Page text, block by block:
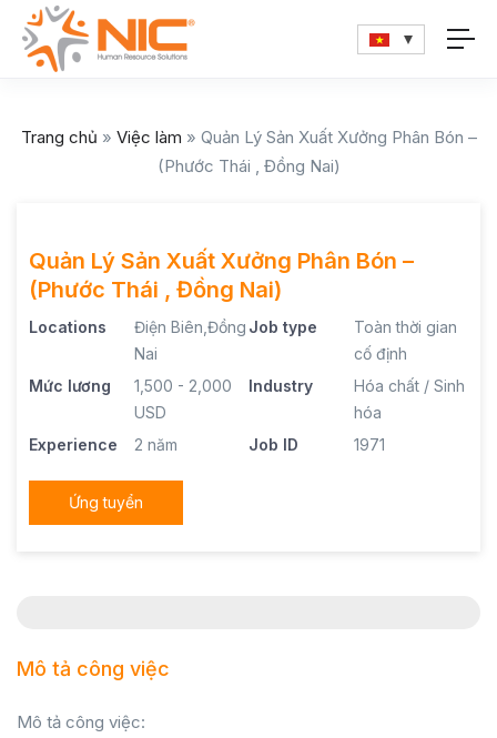
Trang chủ » Việc làm » Quản Lý Sản Xuất Xưởng Phân Bón –
(Phước Thái , Đồng Nai)
Quản Lý Sản Xuất Xưởng Phân Bón –
(Phước Thái , Đồng Nai)
Locations
Điện Biên,Đồng
Nai
Mức lương
1,500 - 2,000
USD
Experience
2 năm
Job type
Toàn thời gian
cố định
Industry
Hóa chất / Sinh
hóa
Job ID
1971
Ứng tuyển
Mô tả công việc
Mô tả công việc: